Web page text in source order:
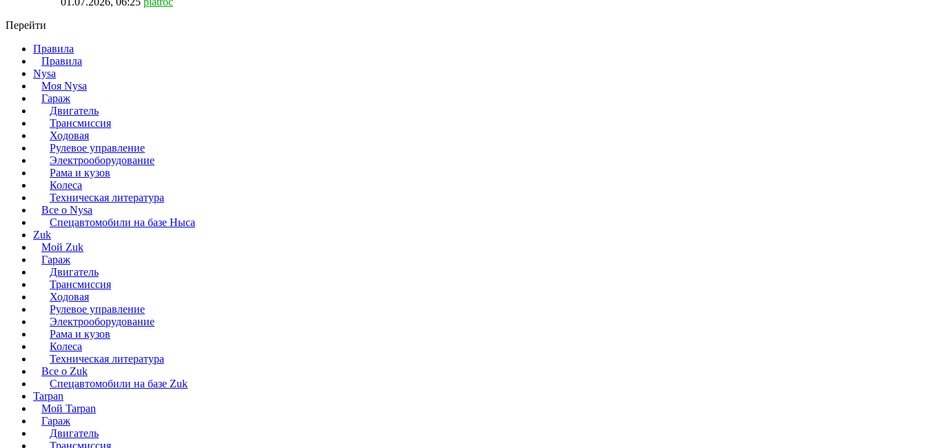
Перейти
Правила
Правила
Nysa
Моя Nysa
Гараж
Двигатель
Трансмиссия
Ходовая
Рулевое управление
Электрооборудование
Рама и кузов
Колеса
Техническая литература
Все о Nysa
Спецавтомобили на базе Ныса
Zuk
Мой Zuk
Гараж
Двигатель
Трансмиссия
Ходовая
Рулевое управление
Электрооборудование
Рама и кузов
Колеса
Техническая литература
Все о Zuk
Спецавтомобили на базе Zuk
Tarpan
Мой Tarpan
Гараж
Двигатель